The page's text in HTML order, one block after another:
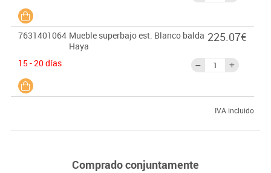
7631401064 Mueble superbajo est. Blanco balda
Haya
15 - 20 días
225.07€
IVA incluido
Comprado conjuntamente